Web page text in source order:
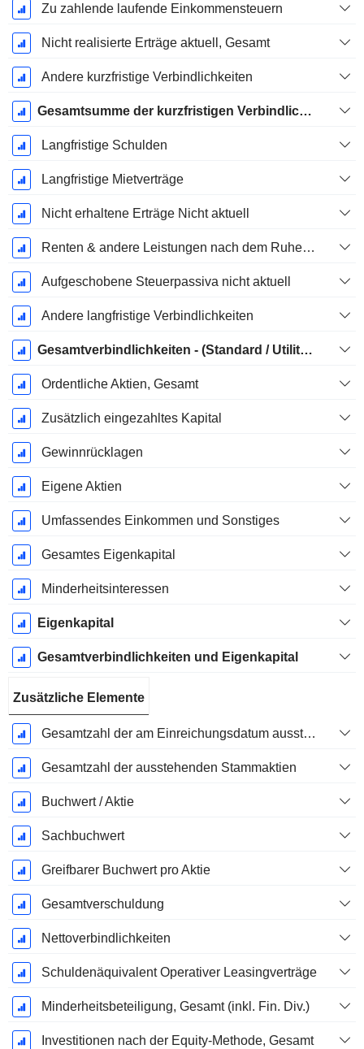
Zu zahlende laufende Einkommensteuern
Nicht realisierte Erträge aktuell, Gesamt
Andere kurzfristige Verbindlichkeiten
Gesamtsumme der kurzfristigen Verbindlichkeiten
Langfristige Schulden
Langfristige Mietverträge
Nicht erhaltene Erträge Nicht aktuell
Renten & andere Leistungen nach dem Ruhestand
Aufgeschobene Steuerpassiva nicht aktuell
Andere langfristige Verbindlichkeiten
Gesamtverbindlichkeiten - (Standard / Utility Vorlage)
Ordentliche Aktien, Gesamt
Zusätzlich eingezahltes Kapital
Gewinnrücklagen
Eigene Aktien
Umfassendes Einkommen und Sonstiges
Gesamtes Eigenkapital
Minderheitsinteressen
Eigenkapital
Gesamtverbindlichkeiten und Eigenkapital
Zusätzliche Elemente
Gesamtzahl der am Einreichungsdatum ausstehenden Aktien
Gesamtzahl der ausstehenden Stammaktien
Buchwert / Aktie
Sachbuchwert
Greifbarer Buchwert pro Aktie
Gesamtverschuldung
Nettoverbindlichkeiten
Schuldenäquivalent Operativer Leasingverträge
Minderheitsbeteiligung, Gesamt (inkl. Fin. Div.)
Investitionen nach der Equity-Methode, Gesamt